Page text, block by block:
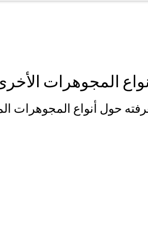
المجوهرات
حول أنواع المجوهرات